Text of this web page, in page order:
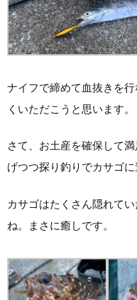
ナイフで締めて血抜きを
くいただこうと思います。
さて、お土産を確保して
げつつ探り釣りでカサゴ
カサゴはたくさん隠れて
ね。まさに癒しです。